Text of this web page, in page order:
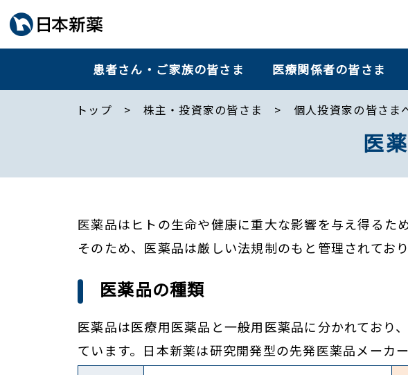
患者さん・ご家族の皆さま 医療関係者の皆さま
トップ 株主・投資家の皆さま 個人投資家の皆さま
医
医薬品はヒトの生命や健康に重大な影響を与え得るた
そのため、医薬品は厳しい法規制のもと管理されてお
医薬品の種類
医薬品は医療用医薬品と一般用医薬品に分かれており
ています。日本新薬は研究開発型の先発医薬品メーカー